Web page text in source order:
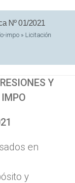
Nº 01/2021
impo » Licitación
Y
en
y